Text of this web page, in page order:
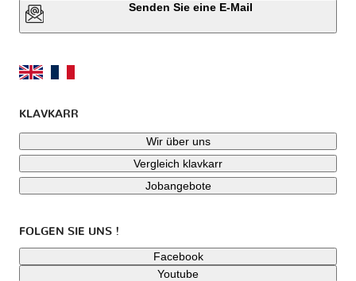
Senden Sie eine E-Mail
KLAVKARR
Wir über uns
Vergleich klavkarr
Jobangebote
FOLGEN SIE UNS !
Facebook
Youtube